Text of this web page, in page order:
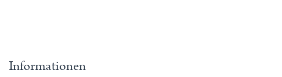
Informationen